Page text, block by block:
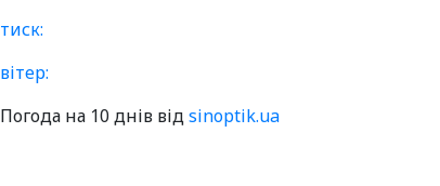
тиск:
вітер:
Погода на 10 днів відsinoptik.ua